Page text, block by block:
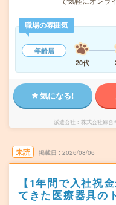
職場の雰囲気
年齢層
20代
気になる!
派遣会社 株式会社綜合
未読 掲載日 2026/08/06
【1年間で入社祝
てきた医療器具の